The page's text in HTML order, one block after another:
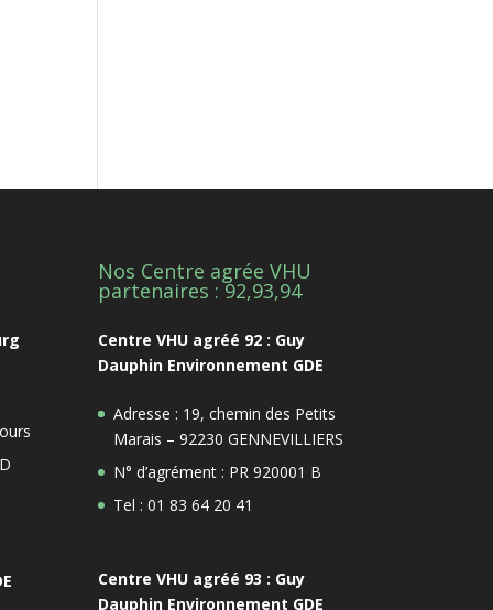
Nos Centre agrée VHU
partenaires : 92,93,94
Centre VHU agréé 92 : Guy
Dauphin Environnement GDE
Adresse : 19, chemin des Petits
Marais – 92230 GENNEVILLIERS
N° d’agrément : PR 920001 B
Tel : 01 83 64 20 41
Centre VHU agréé 93 : Guy
Dauphin Environnement GDE